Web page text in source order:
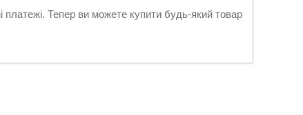
платежі. Тепер ви можете купити будь-який товар